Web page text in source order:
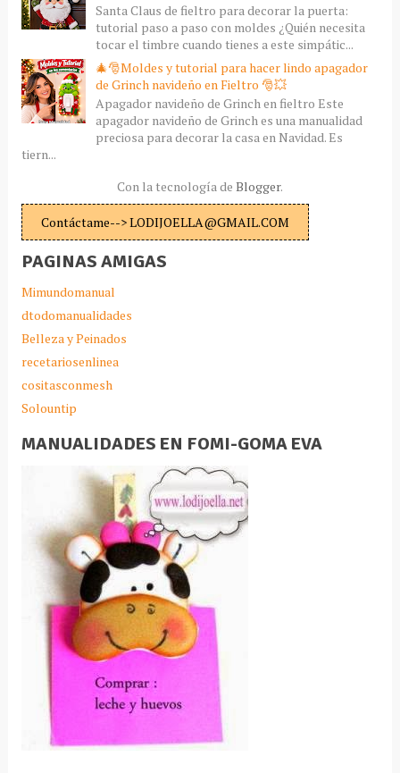
Santa Claus de fieltro para decorar la puerta:
tutorial paso a paso con moldes ¿Quién necesita
tocar el timbre cuando tienes a este simpátic...
🎄🎅Moldes y tutorial para hacer lindo apagador
de Grinch navideño en Fieltro 🎅💥
Apagador navideño de Grinch en fieltro Este
apagador navideño de Grinch es una manualidad
preciosa para decorar la casa en Navidad. Es
tiern...
Con la tecnología de Blogger.
Contáctame--> LODIJOELLA@GMAIL.COM
PAGINAS AMIGAS
Mimundomanual
dtodomanualidades
Belleza y Peinados
recetariosenlinea
cositasconmesh
Solountip
MANUALIDADES EN FOMI-GOMA EVA